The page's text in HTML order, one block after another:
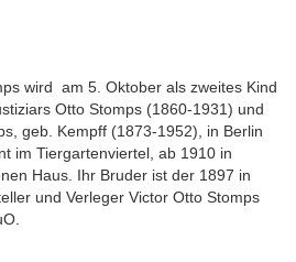
wird am 5. Oktober als zweites Kind
Otto Stomps (1860-1931) und
geb. Kempff (1873-1952), in Berlin
im Tiergartenviertel, ab 1910 in
Haus. Ihr Bruder ist der 1897 in
und Verleger Victor Otto Stomps